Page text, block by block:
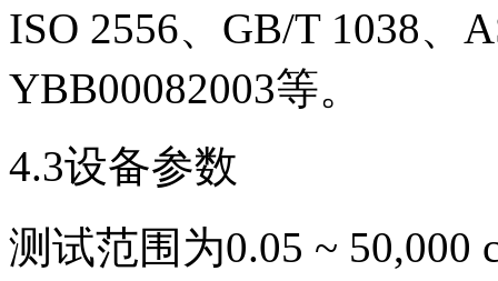
ISO 2556、GB/T 1038、
YBB00082003等。
4.3设备参数
测试范围为0.05 ~ 50,000